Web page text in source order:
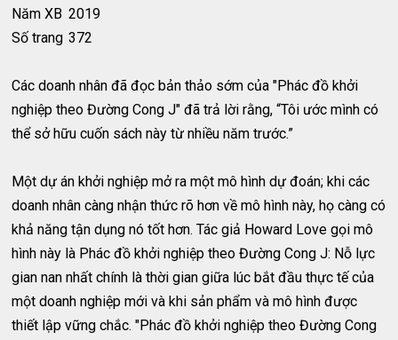
Năm XB 2019
Số trang 372
Các doanh nhân đã đọc bản thảo sớm của "Phác đồ khởi
nghiệp theo Đường Cong J" đã trả lời rằng, “Tôi ước mình có
thể sở hữu cuốn sách này từ nhiều năm trước.”
Một dự án khởi nghiệp mở ra một mô hình dự đoán; khi các
doanh nhân càng nhận thức rõ hơn về mô hình này, họ càng có
khả năng tận dụng nó tốt hơn. Tác giả Howard Love gọi mô
hình này là Phác đồ khởi nghiệp theo Đường Cong J: Nỗ lực
gian nan nhất chính là thời gian giữa lúc bắt đầu thực tế của
một doanh nghiệp mới và khi sản phẩm và mô hình được
thiết lập vững chắc. "Phác đồ khởi nghiệp theo Đường Cong